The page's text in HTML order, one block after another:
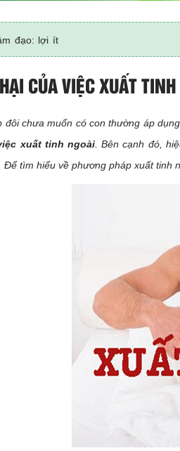
đạo: lợi ít
CỦA VIỆC XUẤT
đôi chưa muốn có con thường áp
xuất tinh ngoài . Bên cạnh đó,
Để tìm hiểu về phương pháp xuất tinh